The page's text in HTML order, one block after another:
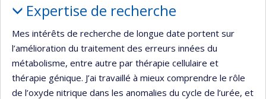
Expertise de recherche
Mes intérêts de recherche de longue date portent sur
l’amélioration du traitement des erreurs innées du
métabolisme, entre autre par thérapie cellulaire et
thérapie génique. J’ai travaillé à mieux comprendre le rôle
de l’oxyde nitrique dans les anomalies du cycle de l’urée, et